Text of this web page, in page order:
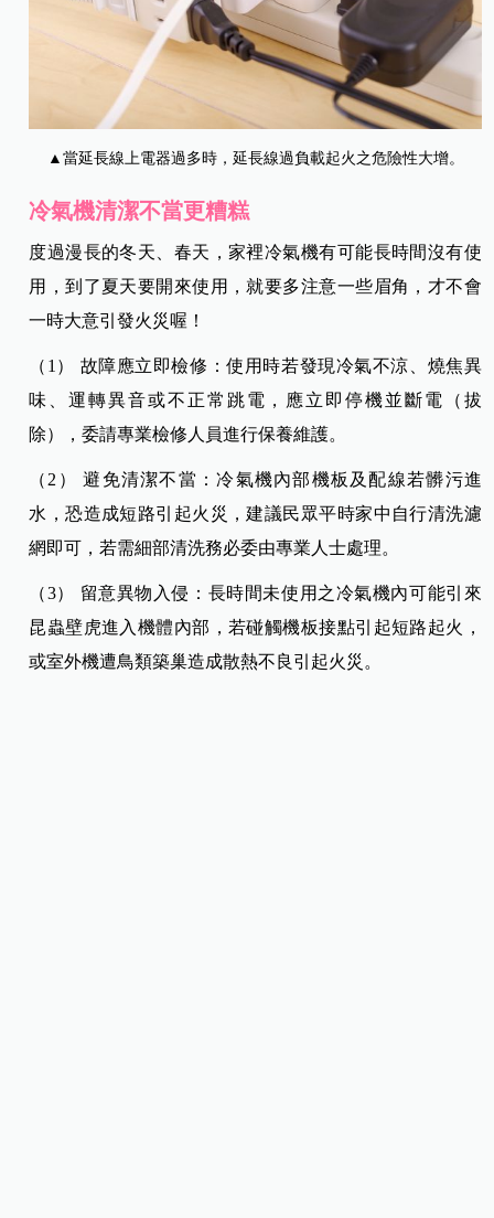
▲當延長線上電器過多時，延長線過負載起火之危險性大增。
冷氣機清潔不當更糟糕
度過漫長的冬天、春天，家裡冷氣機有可能長時間沒有使
用，到了夏天要開來使用，就要多注意一些眉角，才不會
一時大意引發火災喔！
（1） 故障應立即檢修：使用時若發現冷氣不涼、燒焦異
味、運轉異音或不正常跳電，應立即停機並斷電（拔
除），委請專業檢修人員進行保養維護。
（2） 避免清潔不當：冷氣機內部機板及配線若髒污進
水，恐造成短路引起火災，建議民眾平時家中自行清洗濾
網即可，若需細部清洗務必委由專業人士處理。
（3） 留意異物入侵：長時間未使用之冷氣機內可能引來
昆蟲壁虎進入機體內部，若碰觸機板接點引起短路起火，
或室外機遭鳥類築巢造成散熱不良引起火災。